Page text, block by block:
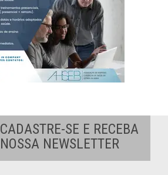
CADASTRE-SE E RECEBA
NOSSA NEWSLETTER